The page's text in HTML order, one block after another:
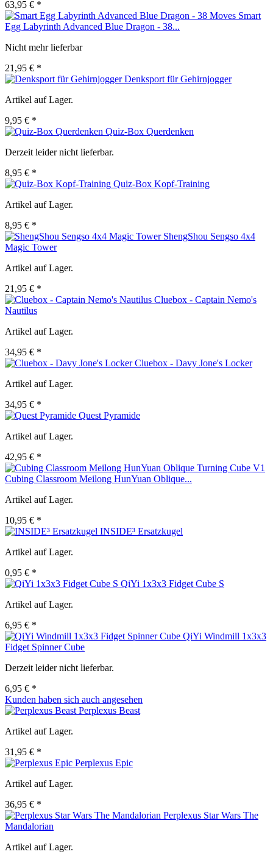
63,95 € *
Smart
Egg Labyrinth Advanced Blue Dragon - 38...
Nicht mehr lieferbar
21,95 € *
Denksport für Gehirnjogger
Artikel auf Lager.
9,95 € *
Quiz-Box Querdenken
Derzeit leider nicht lieferbar.
8,95 € *
Quiz-Box Kopf-Training
Artikel auf Lager.
8,95 € *
ShengShou Sengso 4x4
Magic Tower
Artikel auf Lager.
21,95 € *
Cluebox - Captain Nemo's
Nautilus
Artikel auf Lager.
34,95 € *
Cluebox - Davy Jone's Locker
Artikel auf Lager.
34,95 € *
Quest Pyramide
Artikel auf Lager.
42,95 € *
Cubing Classroom Meilong HunYuan Oblique...
Artikel auf Lager.
10,95 € *
INSIDE³ Ersatzkugel
Artikel auf Lager.
0,95 € *
QiYi 1x3x3 Fidget Cube S
Artikel auf Lager.
6,95 € *
QiYi Windmill 1x3x3
Fidget Spinner Cube
Derzeit leider nicht lieferbar.
6,95 € *
Kunden haben sich auch angesehen
Perplexus Beast
Artikel auf Lager.
31,95 € *
Perplexus Epic
Artikel auf Lager.
36,95 € *
Perplexus Star Wars The
Mandalorian
Artikel auf Lager.